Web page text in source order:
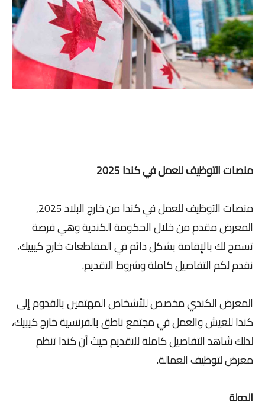
منصات التوظيف للعمل في كندا 2025
منصات التوظيف للعمل في كندا من خارج البلاد 2025,
المعرض مقدم من خلال الحكومة الكندية وهي فرصة
تسمح لك بالإقامة بشكل دائم في المقاطعات خارج كيبيك،
نقدم لكم التفاصيل كاملة وشروط التقديم.
المعرض الكندي مخصص للأشخاص المهتمين بالقدوم إلى
كندا للعيش والعمل في مجتمع ناطق بالفرنسية خارج كيبيك،
لذلك شاهد التفاصيل كاملة للتقديم حيث أن كندا تنظم
معرض لتوظيف العمالة.